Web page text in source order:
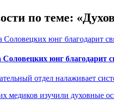
по теме:
юнг
отдел налаживает